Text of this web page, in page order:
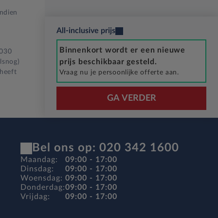
All-inclusive prijs
Binnenkort wordt er een nieuwe
prijs beschikbaar gesteld.
Vraag nu je persoonlijke offerte aan.
GA VERDER
Bel ons op: 020 342 1600
Maandag:
Dinsdag:
Woensdag:
Donderdag:
Vrijdag:
09:00 - 17:00
09:00 - 17:00
09:00 - 17:00
09:00 - 17:00
09:00 - 17:00